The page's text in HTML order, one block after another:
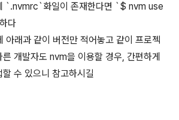
`.nvmrc`화일이 존재한다면 `$ nvm use
다
아래과 같이 버전만 적어놓고 같이 프로젝
개발자도 nvm을 이용할 경우, 간편하게
수 있으니 참고하시길